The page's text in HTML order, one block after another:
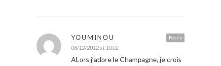
Reply
YOUMINOU
06/12/2012 at 10:02
ALors j’adore le Champagne, je crois